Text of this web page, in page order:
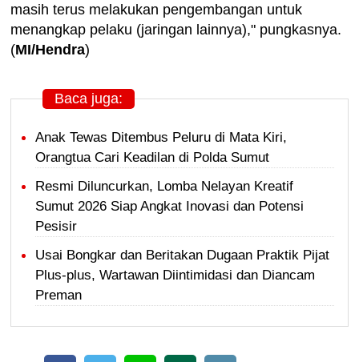
masih terus melakukan pengembangan untuk
menangkap pelaku (jaringan lainnya)," pungkasnya.
(MI/Hendra)
Baca juga:
Anak Tewas Ditembus Peluru di Mata Kiri,
Orangtua Cari Keadilan di Polda Sumut
Resmi Diluncurkan, Lomba Nelayan Kreatif
Sumut 2026 Siap Angkat Inovasi dan Potensi
Pesisir
Usai Bongkar dan Beritakan Dugaan Praktik Pijat
Plus-plus, Wartawan Diintimidasi dan Diancam
Preman